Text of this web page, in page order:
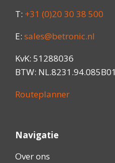
T: +31 (0)20 30 38 500
E: sales@betronic.nl
KvK: 51288036
BTW: NL.8231.94.085B01
Routeplanner
Navigatie
Over ons